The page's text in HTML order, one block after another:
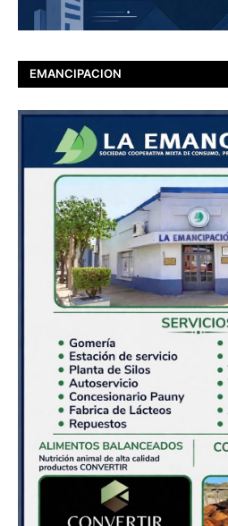
EMANCIPACION